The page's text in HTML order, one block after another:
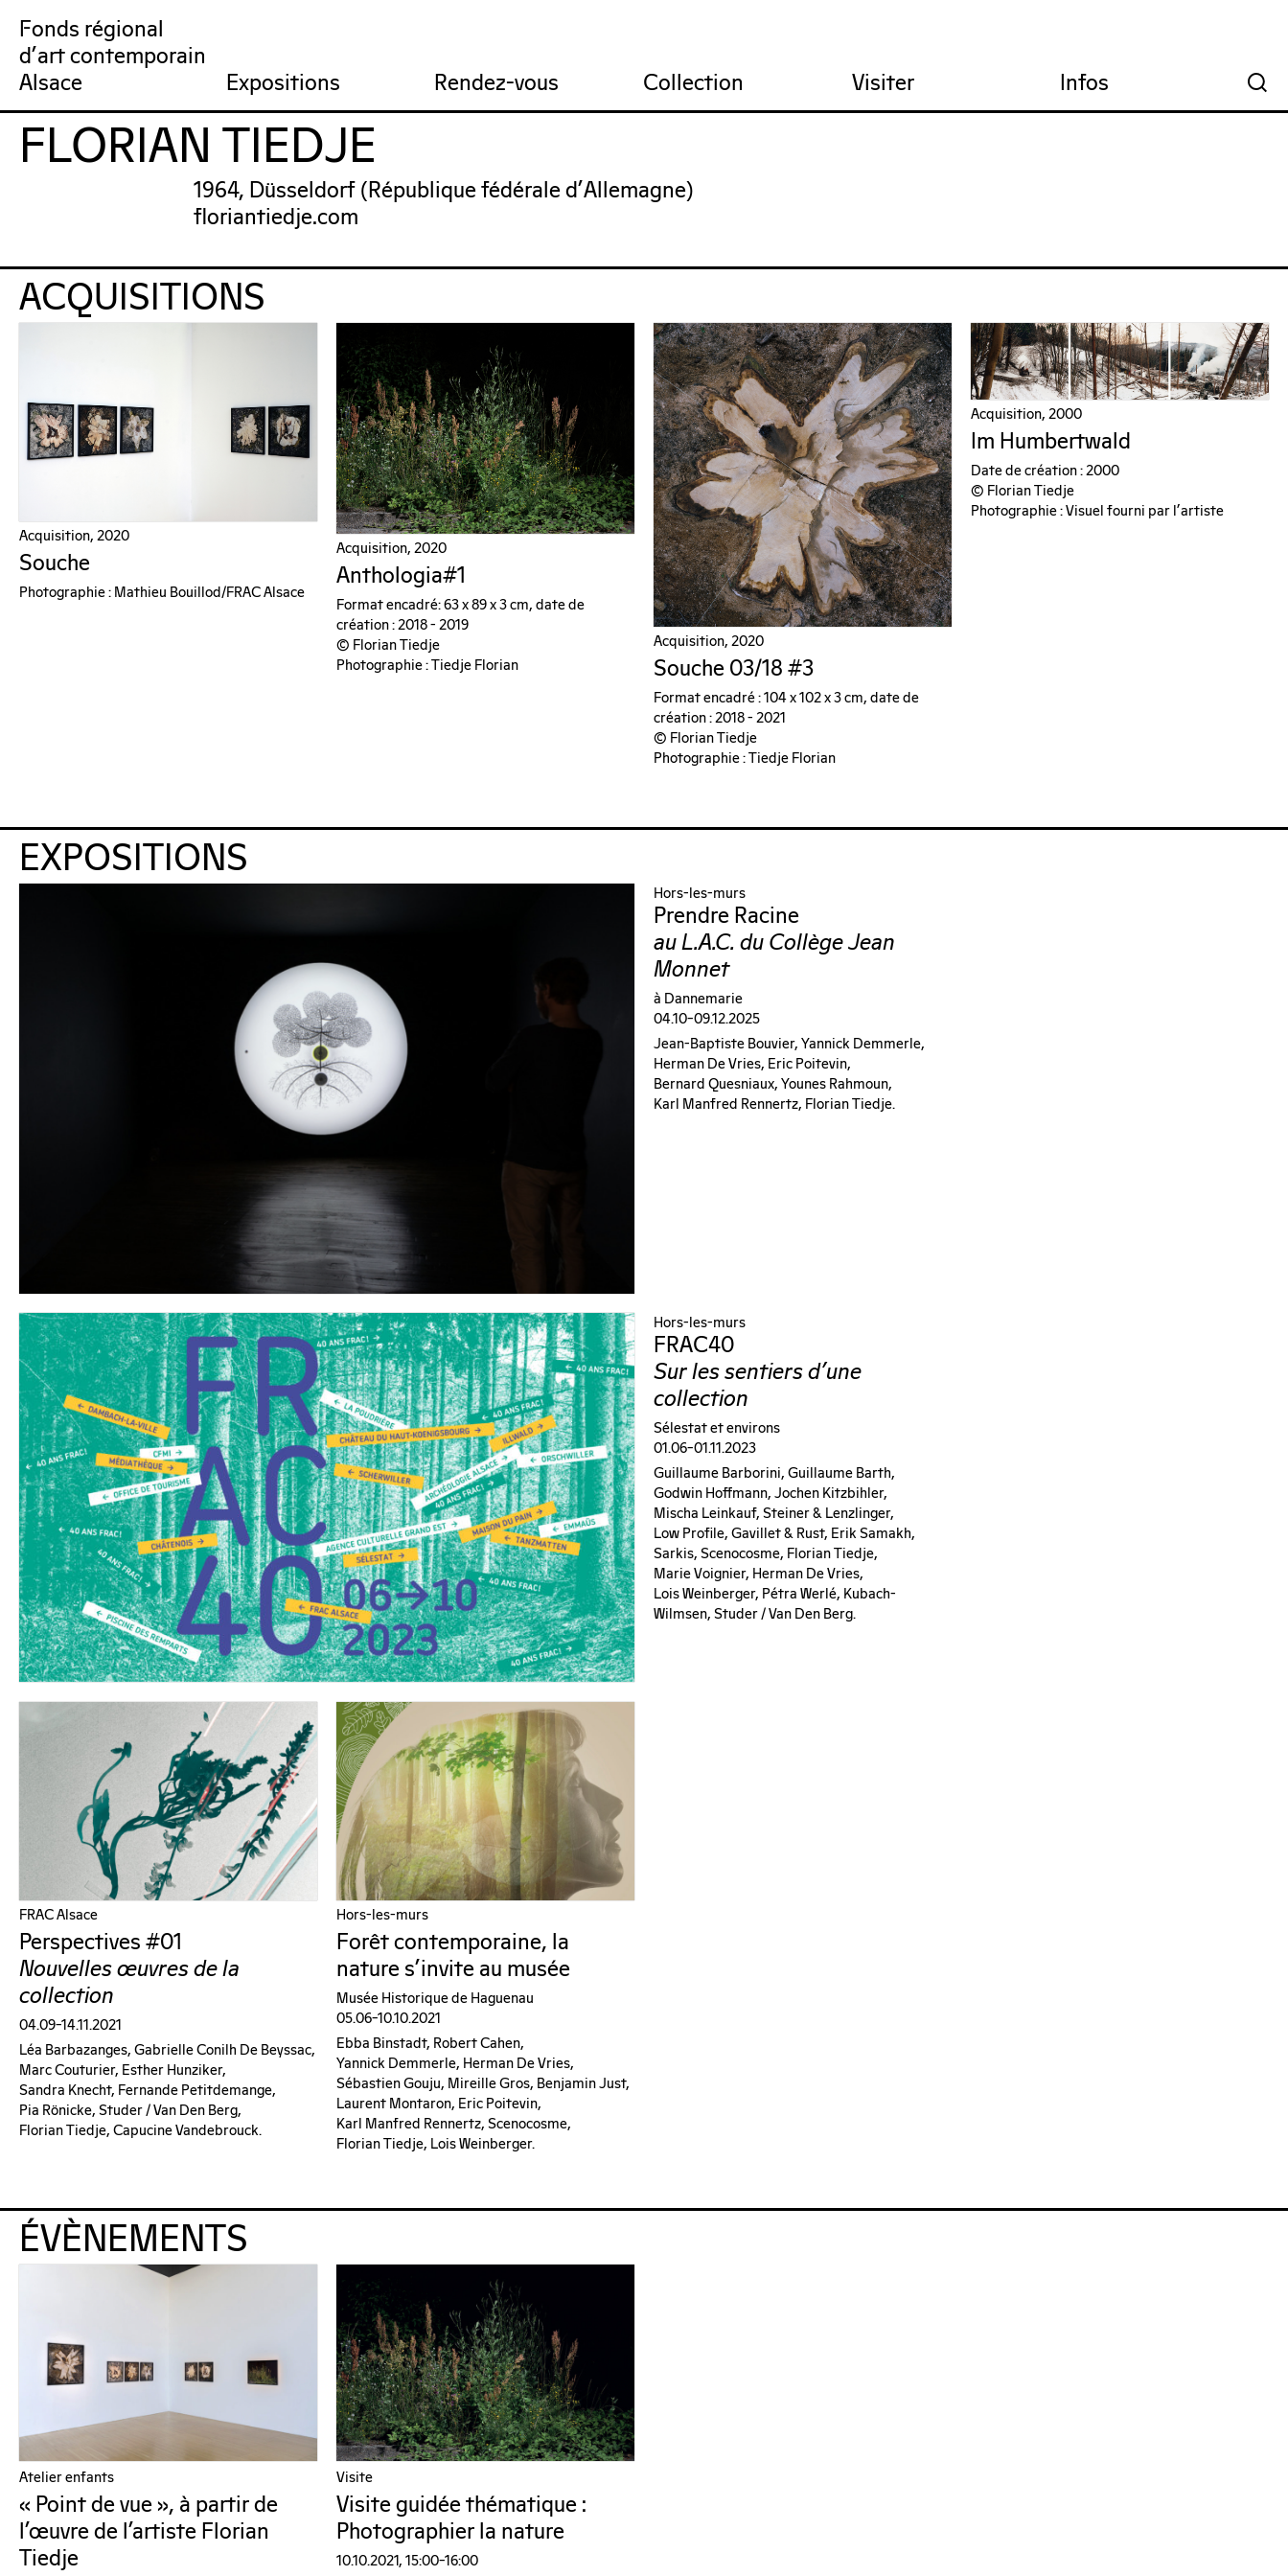
Fonds régional
d'art contemporain
Alsace
FRAC Alsace
Expositions Rendez-vous Collection Visiter Infos 🔍
Collection Collection en ligne Artistes Dernières acquisitions Projet artistique Comité technique
Venir au FRAC Prochains rendez-vous Jardin du FRAC Portail du FRAC Nous contacter
Qu’est-ce qu’un FRAC ? Équipe du FRAC Réseau et partenaires Recrutement Infos pratiques
FLORIAN TIEDJE
1964, Düsseldorf (République fédérale d'Allemagne)
floriantiedje.com
ACQUISITIONS
Acquisition, 2020
Souche
Photographie : Mathieu Bouillod/FRAC Alsace
Acquisition, 2020
Anthologia#1
Format encadré: 63 x 89 x 3 cm, date de
création : 2018 - 2019
© Florian Tiedje
Photographie : Tiedje Florian
Acquisition, 2020
Souche 03/18 #3
Format encadré : 104 x 102 x 3 cm, date de
création : 2018 - 2021
© Florian Tiedje
Photographie : Tiedje Florian
Acquisition, 2000
Im Humbertwald
Date de création : 2000
© Florian Tiedje
Photographie : Visuel fourni par l'artiste
EXPOSITIONS
Hors-les-murs
Prendre Racine
au L.A.C. du Collège Jean
Monnet
à Dannemarie
04.10–09.12.2025
Jean-Baptiste Bouvier, Yannick Demmerle,
Herman De Vries, Eric Poitevin,
Bernard Quesniaux, Younes Rahmoun,
Karl Manfred Rennertz, Florian Tiedje.
Hors-les-murs
FRAC40
Sur les sentiers d'une
collection
Sélestat et environs
01.06–01.11.2023
Guillaume Barborini, Guillaume Barth,
Godwin Hoffmann, Jochen Kitzbihler,
Mischa Leinkauf, Steiner & Lenzlinger,
Low Profile, Gavillet & Rust, Erik Samakh,
Sarkis, Scenocosme, Florian Tiedje,
Marie Voignier, Herman De Vries,
Lois Weinberger, Pétra Werlé, Kubach-
Wilmsen, Studer / Van Den Berg.
FRAC Alsace
Perspectives #01
Nouvelles œuvres de la
collection
04.09–14.11.2021
Léa Barbazanges, Gabrielle Conilh De Beyssac,
Marc Couturier, Esther Hunziker,
Sandra Knecht, Fernande Petitdemange,
Pia Rönicke, Studer / Van Den Berg,
Florian Tiedje, Capucine Vandebrouck.
Hors-les-murs
Forêt contemporaine, la
nature s’invite au musée
Musée Historique de Haguenau
05.06–10.10.2021
Ebba Binstadt, Robert Cahen,
Yannick Demmerle, Herman De Vries,
Sébastien Gouju, Mireille Gros, Benjamin Just,
Laurent Montaron, Eric Poitevin,
Karl Manfred Rennertz, Scenocosme,
Florian Tiedje, Lois Weinberger.
ÉVÈNEMENTS
Atelier enfants
« Point de vue », à partir de
l’œuvre de l’artiste Florian
Tiedje
Visite
Visite guidée thématique :
Photographier la nature
10.10.2021, 15:00–16:00